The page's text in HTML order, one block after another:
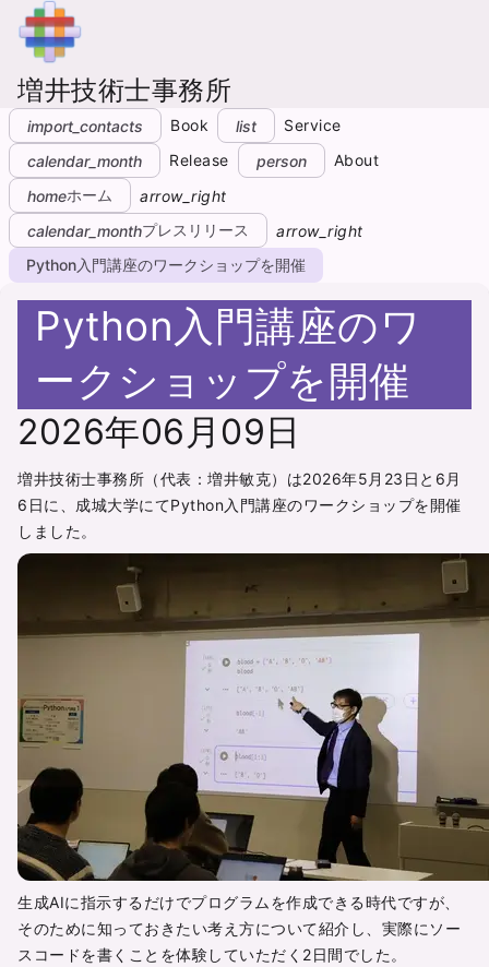
増井技術士事務所
import_contacts Book list
Service
calendar_month
Release person
About
homeホーム
arrow_right
calendar_monthプレスリリース
arrow_right
Python入門講座のワークショップを開催
Python入門講座のワ
ークショップを開催
2026年06月09日
増井技術士事務所（代表：増井敏克）は2026年5月23日と6月
6日に、成城大学にてPython入門講座のワークショップを開催
しました。
生成AIに指示するだけでプログラムを作成できる時代ですが、
そのために知っておきたい考え方について紹介し、実際にソー
スコードを書くことを体験していただく2日間でした。